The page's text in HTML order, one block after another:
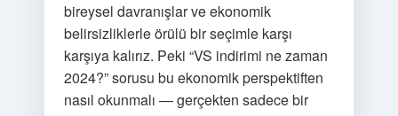
bireysel davranışlar ve ekonomik
belirsizliklerle örülü bir seçimle karşı
karşıya kalırız. Peki “VS indirimi ne zaman
2024?” sorusu bu ekonomik perspektiften
nasıl okunmalı — gerçekten sadece bir